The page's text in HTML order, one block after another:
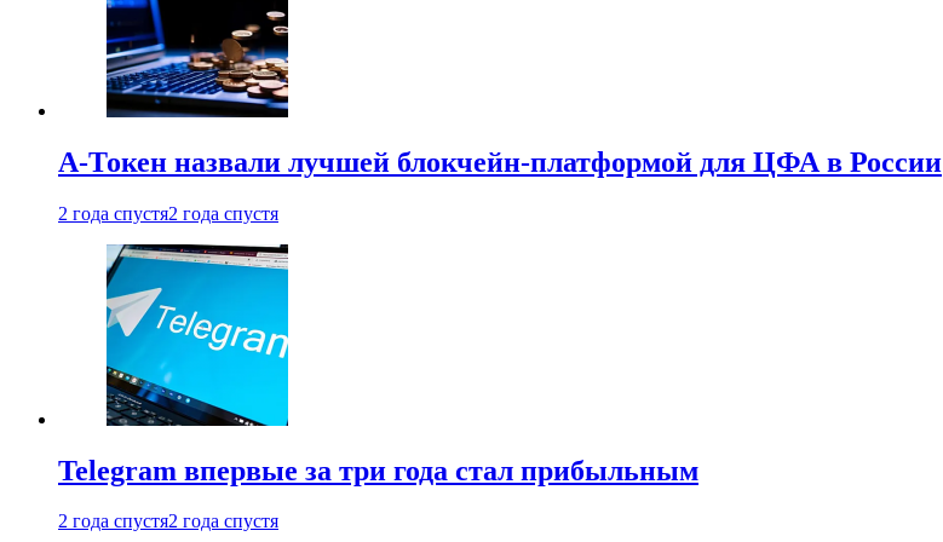
А-Токен назвали лучшей блокчейн-платформой для ЦФА в России
2 года спустя2 года спустя
Telegram впервые за три года стал прибыльным
2 года спустя2 года спустя